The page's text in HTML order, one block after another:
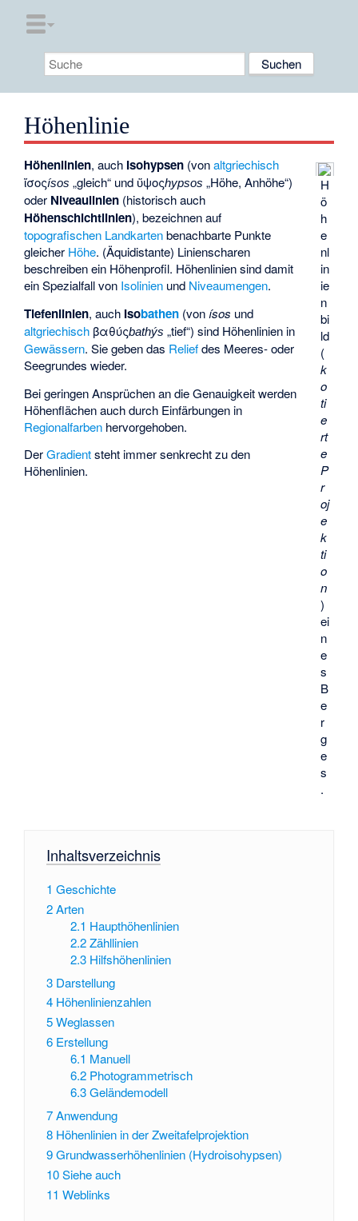
Höhenlinie
H
ö
h
e
nl
in
ie
n
bi
ld
(
k
o
ti
e
rt
e
P
r
oj
e
k
ti
o
n
)
ei
n
e
s
B
e
r
g
e
s
.
Höhenlinien, auch Isohypsen (vonaltgriechisch
ἴσοςísos „gleich“ und ὕψοςhypsos „Höhe, Anhöhe“)
oder Niveaulinien (historisch auch
Höhenschichtlinien), bezeichnen auf
topografischen Landkartenbenachbarte Punkte
gleicher Höhe. (Äquidistante) Linienscharen
beschreiben ein Höhenprofil. Höhenlinien sind damit
ein Spezialfall von Isolinien und Niveaumengen.
Tiefenlinien, auch Isobathen (von ísos und
altgriechisch βαθύςbathýs „tief“) sind Höhenlinien in
Gewässern. Sie geben das Reliefdes Meeres- oder
Seegrundes wieder.
Bei geringen Ansprüchen an die Genauigkeit werden
Höhenflächen auch durch Einfärbungen in
Regionalfarben hervorgehoben.
DerGradientsteht immer senkrecht zu den
Höhenlinien.
Inhaltsverzeichnis
1 Geschichte
2Arten
2.1 Haupthöhenlinien
2.2 Zähllinien
2.3 Hilfshöhenlinien
3 Darstellung
4 Höhenlinienzahlen
5Weglassen
6 Erstellung
6.1 Manuell
6.2 Photogrammetrisch
6.3 Geländemodell
7Anwendung
8 Höhenlinien in der Zweitafelprojektion
9Grundwasserhöhenlinien (Hydroisohypsen)
10Siehe auch
11 Weblinks